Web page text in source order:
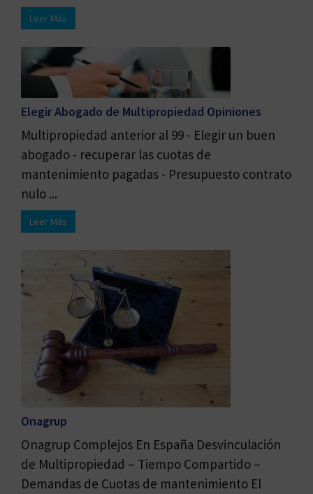
Leer Más
Elegir Abogado de Multipropiedad Opiniones
Multipropiedad anterior al 99 - Elegir un buen
abogado - recuperar las cuotas de
mantenimiento pagadas - Presupuesto contrato
nulo ...
Leer Más
Onagrup
Onagrup Complejos En España Desvinculación
de Multipropiedad – Tiempo Compartido –
Demandas de Cuotas de mantenimiento El